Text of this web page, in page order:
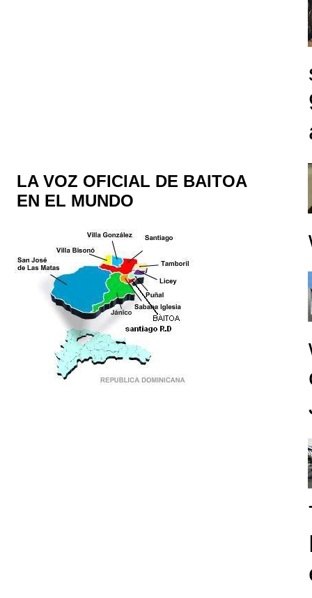
LA VOZ OFICIAL DE BAITOA
EN EL MUNDO